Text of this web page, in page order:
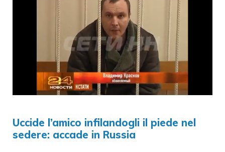
Uccide l’amico infilandogli il piede nel
sedere: accade in Russia